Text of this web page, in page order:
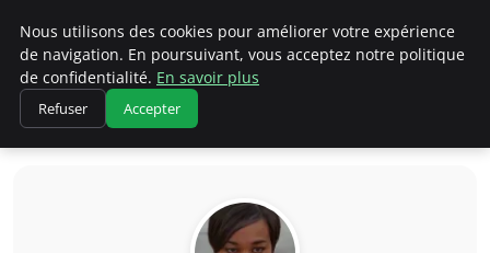
Chasseur De Tête
Accueil Inès Barbier
Nous utilisons des cookies pour améliorer votre expérience
de navigation. En poursuivant, vous acceptez notre politique
de confidentialité. En savoir plus
Refuser Accepter